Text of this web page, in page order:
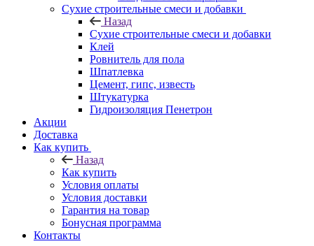
Сухие строительные смеси и добавки
Назад
Сухие строительные смеси и добавки
Клей
Ровнитель для пола
Шпатлевка
Цемент, гипс, известь
Штукатурка
Гидроизоляция Пенетрон
Акции
Доставка
Как купить
Назад
Как купить
Условия оплаты
Условия доставки
Гарантия на товар
Бонусная программа
Контакты